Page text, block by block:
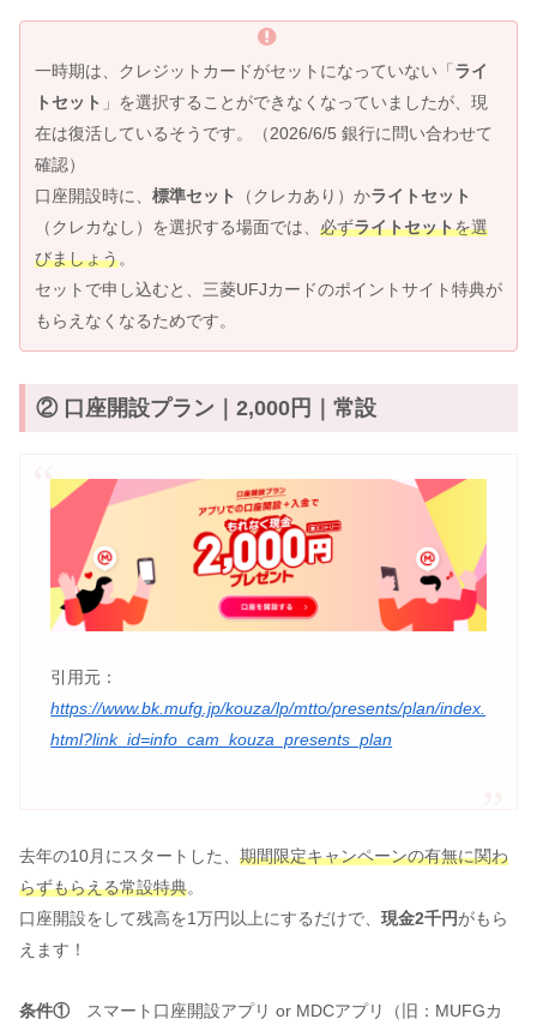
一時期は、クレジットカードがセットになっていない「 ライ
トセット 」を選択することができなくなっていましたが、現
在は復活しているそうです。（2026/6/5 銀行に問い合わせて
確認）
口座開設時に、 標準セット （クレカあり）かライトセット
（クレカなし）を選択する場面では、 必ずライトセットを選
びましょう。
セットで申し込むと、三菱UFJカードのポイントサイト特典が
もらえなくなるためです。
② 口座開設プラン｜2,000円｜常設
引用元：
https://www.bk.mufg.jp/kouza/lp/mtto/presents/plan/index.
html?link_id=info_cam_kouza_presents_plan
去年の10月にスタートした、 期間限定キャンペーンの有無に関わ
らずもらえる常設特典。
口座開設をして残高を1万円以上にするだけで、 現金2千円がもら
えます！
条件① スマート口座開設アプリ or MDCアプリ（旧：MUFGカ